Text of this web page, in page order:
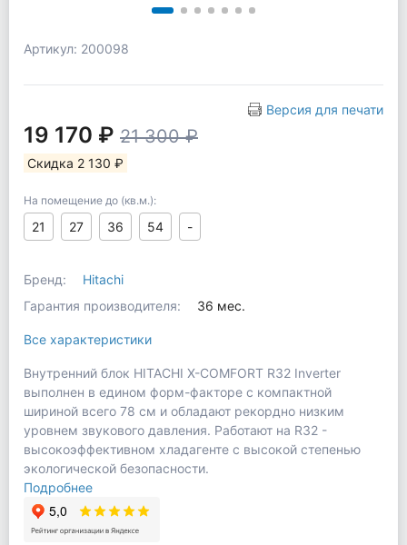
Артикул: 200098
Версия для печати
19 170 ₽ 21 300 ₽
Скидка 2 130 ₽
На помещение до (кв.м.):
21 27 36 54 -
Бренд:
Hitachi
Гарантия производителя:
36 мес.
Все характеристики
Внутренний блок HITACHI X-COMFORT R32 Inverter
выполнен в едином форм-факторе с компактной
шириной всего 78 см и обладают рекордно низким
уровнем звукового давления. Работают на R32 -
высокоэффективном хладагенте с высокой степенью
экологической безопасности.
Подробнее